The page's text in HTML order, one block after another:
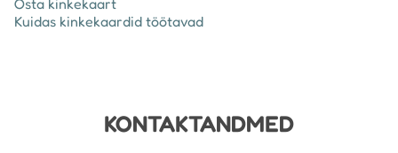
Osta kinkekaart
Kuidas kinkekaardid töötavad
KONTAKTANDMED